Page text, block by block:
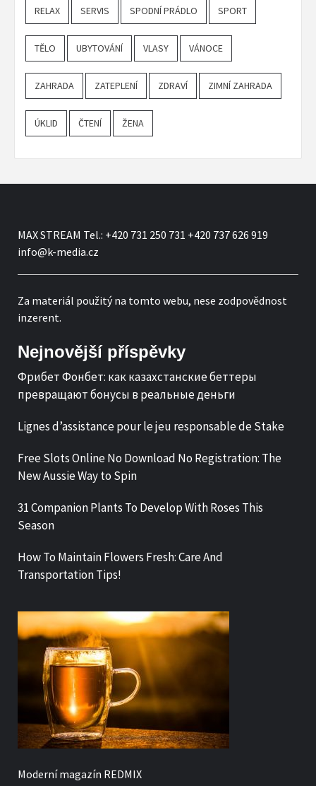
RELAX SERVIS SPODNÍ PRÁDLO SPORT
TĚLO UBYTOVÁNÍ VLASY VÁNOCE
ZAHRADA ZATEPLENÍ ZDRAVÍ ZIMNÍ ZAHRADA
ÚKLID ČTENÍ ŽENA
MAX STREAM Tel.: +420 731 250 731 +420 737 626 919
info@k-media.cz
Za materiál použitý na tomto webu, nese zodpovědnost
inzerent.
Nejnovější příspěvky
Фрибет Фонбет: как казахстанские беттеры
превращают бонусы в реальные деньги
Lignes d’assistance pour le jeu responsable de Stake
Free Slots Online No Download No Registration: The
New Aussie Way to Spin
31 Companion Plants To Develop With Roses This
Season
How To Maintain Flowers Fresh: Care And
Transportation Tips!
Moderní magazín REDMIX